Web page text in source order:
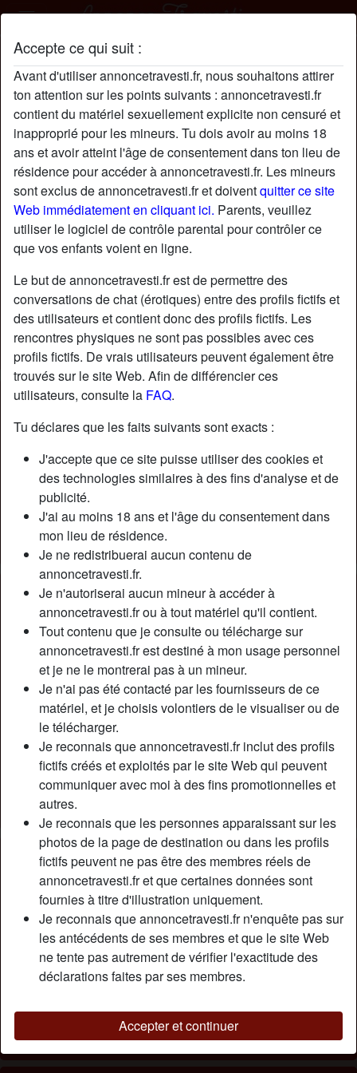
Accepte ce qui suit :
Avant d'utiliser annoncetravesti.fr, nous souhaitons attirer
ton attention sur les points suivants : annoncetravesti.fr
contient du matériel sexuellement explicite non censuré et
inapproprié pour les mineurs. Tu dois avoir au moins 18
ans et avoir atteint l'âge de consentement dans ton lieu de
résidence pour accéder à annoncetravesti.fr. Les mineurs
sont exclus de annoncetravesti.fr et doiventquitter ce site
Web immédiatement en cliquant ici. Parents, veuillez
utiliser le logiciel de contrôle parental pour contrôler ce
que vos enfants voient en ligne.
Le but de annoncetravesti.fr est de permettre des
conversations de chat (érotiques) entre des profils fictifs et
des utilisateurs et contient donc des profils fictifs. Les
rencontres physiques ne sont pas possibles avec ces
profils fictifs. De vrais utilisateurs peuvent également être
trouvés sur le site Web. Afin de différencier ces
utilisateurs, consulte la FAQ.
Tu déclares que les faits suivants sont exacts :
J'accepte que ce site puisse utiliser des cookies et
des technologies similaires à des fins d'analyse et de
publicité.
J'ai au moins 18 ans et l'âge du consentement dans
mon lieu de résidence.
Je ne redistribuerai aucun contenu de
annoncetravesti.fr.
Je n'autoriserai aucun mineur à accéder à
annoncetravesti.fr ou à tout matériel qu'il contient.
Tout contenu que je consulte ou télécharge sur
annoncetravesti.fr est destiné à mon usage personnel
et je ne le montrerai pas à un mineur.
Je n'ai pas été contacté par les fournisseurs de ce
matériel, et je choisis volontiers de le visualiser ou de
le télécharger.
Je reconnais que annoncetravesti.fr inclut des profils
fictifs créés et exploités par le site Web qui peuvent
communiquer avec moi à des fins promotionnelles et
autres.
Je reconnais que les personnes apparaissant sur les
photos de la page de destination ou dans les profils
fictifs peuvent ne pas être des membres réels de
annoncetravesti.fr et que certaines données sont
fournies à titre d'illustration uniquement.
Je reconnais que annoncetravesti.fr n'enquête pas sur
les antécédents de ses membres et que le site Web
ne tente pas autrement de vérifier l'exactitude des
déclarations faites par ses membres.
Accepter et continuer
SophieKaplan profil
starAjouter chatDiscuter !
Nickname:
SophieKaplan
Âge:
33
Pays:
France
Département:
Paris
Sexe:
Transexuelle
Sexualité:
Gay
Relation:
Couleur des cheveux:
Blonde
Couleur des yeux:
Brun
Épilé(e):
Oui
Fumeur(euse):
Description
Depuis que je suis jeune, j'ai toujours appris que mon
cœur, mon corps et mon âme sont une femme. Et c'est la
raison pour laquelle j'ai décidé de faire rehausser mes
jubbies. Maintenant, je suis content de leur taille et je suis
sûr qu'il y aura des gars ici qui seront ravis de les masser
si on leur en donne l'occasion.
Cherche
Homme, Hétéro, Africain(e), 26-35